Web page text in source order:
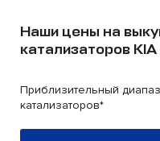
Наши цены на
катализаторов KIA
Приблизительный
катализаторов*